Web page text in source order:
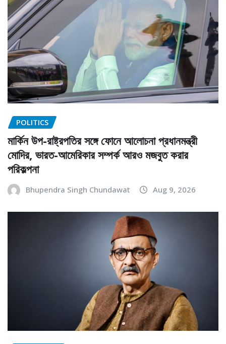
POLITICS
মার্কিন উপ-রাষ্ট্রপতির সঙ্গে ফোনে আলোচনা প্রধানমন্ত্রী
মোদির, ভারত-আমেরিকার সম্পর্ক আরও মজবুত করার
পরিকল্পনা
Bhupendra Singh Chundawat Aug 9, 2026